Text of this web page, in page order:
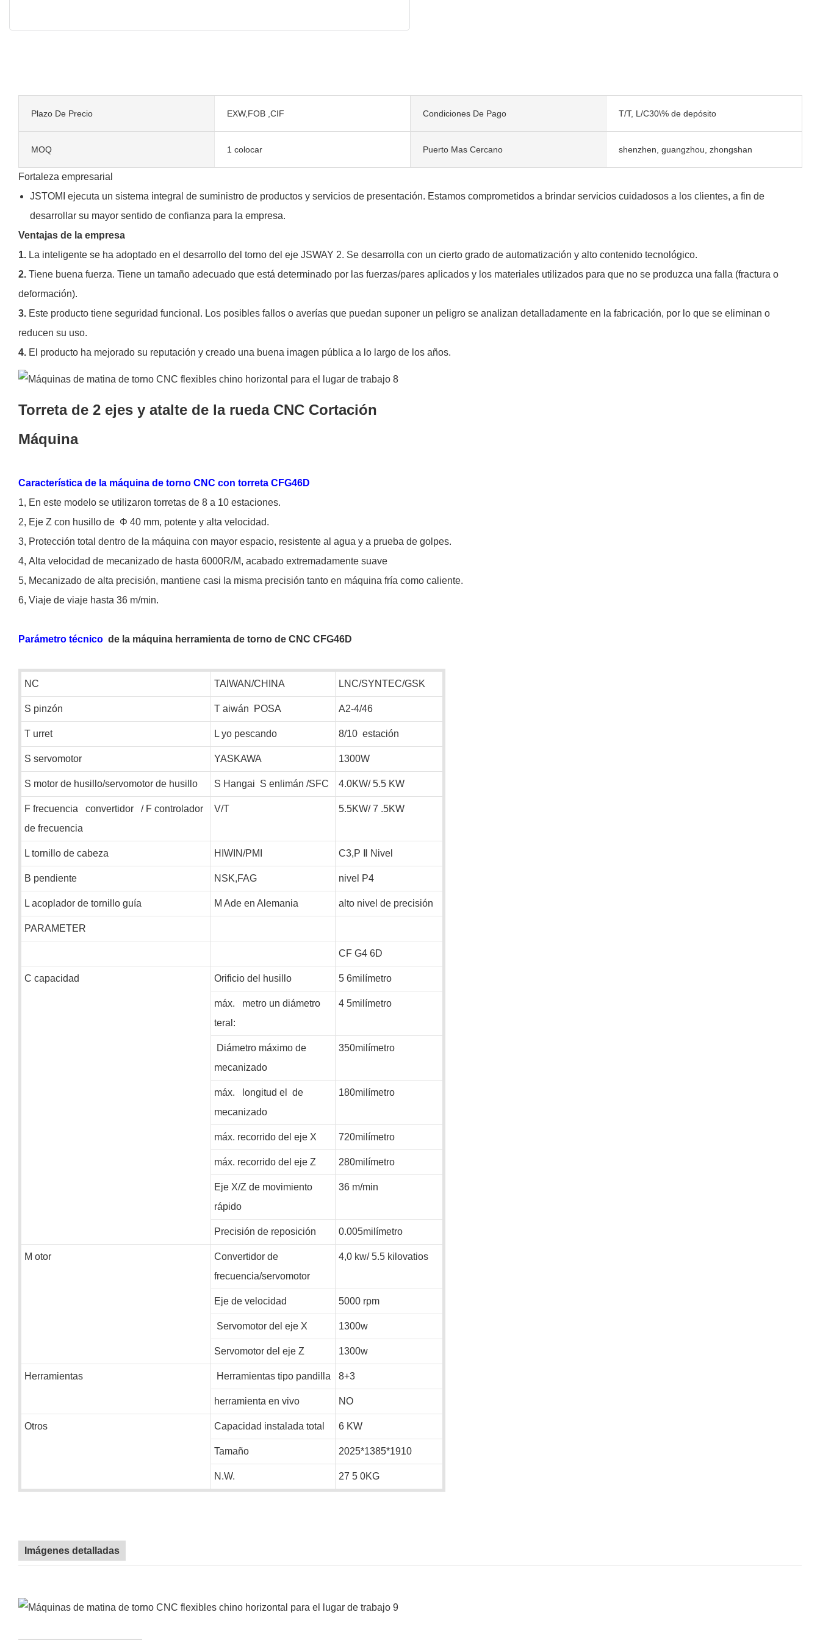
Plazo De Precio EXW,FOB ,CIF Condiciones De Pago T/T, L/C30\% de depósito
MOQ 1 colocar Puerto Mas Cercano shenzhen, guangzhou, zhongshan
Fortaleza empresarial
JSTOMI ejecuta un sistema integral de suministro de productos y servicios de presentación. Estamos comprometidos a brindar servicios cuidadosos a los clientes, a fin de
desarrollar su mayor sentido de confianza para la empresa.
Ventajas de la empresa
1. La inteligente se ha adoptado en el desarrollo del torno del eje JSWAY 2. Se desarrolla con un cierto grado de automatización y alto contenido tecnológico.
2. Tiene buena fuerza. Tiene un tamaño adecuado que está determinado por las fuerzas/pares aplicados y los materiales utilizados para que no se produzca una falla (fractura o
deformación).
3. Este producto tiene seguridad funcional. Los posibles fallos o averías que puedan suponer un peligro se analizan detalladamente en la fabricación, por lo que se eliminan o
reducen su uso.
4. El producto ha mejorado su reputación y creado una buena imagen pública a lo largo de los años.
Torreta de 2 ejes y atalte de la rueda CNC Cortación
Máquina
Característica de la máquina de torno CNC con torreta CFG46D
1, En este modelo se utilizaron torretas de 8 a 10 estaciones.
2, Eje Z con husillo de Φ 40 mm, potente y alta velocidad.
3, Protección total dentro de la máquina con mayor espacio, resistente al agua y a prueba de golpes.
4, Alta velocidad de mecanizado de hasta 6000R/M, acabado extremadamente suave
5, Mecanizado de alta precisión, mantiene casi la misma precisión tanto en máquina fría como caliente.
6, Viaje de viaje hasta 36 m/min.
Parámetro técnico de la máquina herramienta de torno de CNC CFG46D
NC TAIWAN/CHINA LNC/SYNTEC/GSK
S pinzón Taiwán POSA A2-4/46
Turret Lyo pescando 8/10 estación
S servomotor YASKAWA 1300W
S motor de husillo/servomotor de husillo S Hangai S enlimán /SFC 4.0KW/5.5 KW
Ffrecuencia convertidor /F controlador
de frecuencia
V/T 5.5KW/7 .5KW
Ltornillo de cabeza HIWIN/PMI C3,P Nivel
B pendiente NSK,FAG nivel P4
Lacoplador de tornillo guía M Ade en Alemania alto nivel de precisión
PARAMETER
CF G4 6D
C capacidad Orificio del husillo 56milímetro
máx. metroun diámetro
teral:
45milímetro
Diámetro máximo de
mecanizado
350milímetro
máx. longitud el
de
mecanizado
180milímetro
máx. recorrido del eje X 720milímetro
máx. recorrido del eje Z 280milímetro
Eje X/Z de movimiento
rápido
36 m/min
Precisión de reposición 0.005milímetro
M otor
Convertidor de
frecuencia/servomotor
4,0 kw/5.5 kilovatios
Eje de velocidad 5000 rpm
Servomotor del eje X 1300w
Servomotor del eje Z 1300w
Herramientas Herramientas tipo pandilla 8+3
herramienta en vivo NO
Otros Capacidad instalada total 6KW
Tamaño 2025*1385*1910
N.W. 27 50KG
Imágenes detalladas